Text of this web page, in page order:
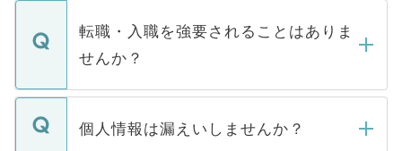
いただきますので、しばらくお待ちくださ
マイナビDOCTORで取り扱っている求人の
うち約3割は、Webサイトからご覧いただ
けない「非公開求人」です。非公開求人は
下記の理由によって、一般には公開してい
ません。
■応募殺到を避けるため 人気のある医療機
転職・入職を強要されることはありま
せんか？
転職・入職を強要することは一切ありませ
ん。また、仮に応募先から内定をいただい
個人情報は漏えいしませんか？